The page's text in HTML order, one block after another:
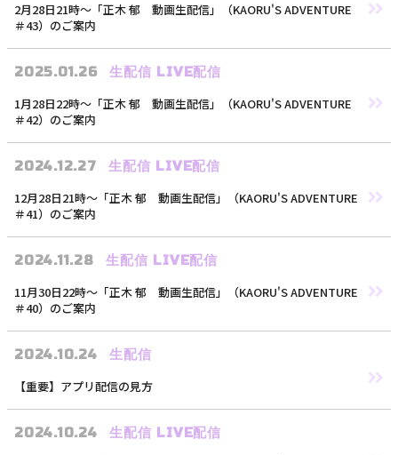
2月28日21時〜「正木 郁 動画生配信」（KAORU'S ADVENTURE
＃43）のご案内
2025.01.26 生配信 LIVE配信
1月28日22時〜「正木 郁 動画生配信」（KAORU'S ADVENTURE
＃42）のご案内
2024.12.27 生配信 LIVE配信
12月28日21時〜「正木 郁 動画生配信」（KAORU'S ADVENTURE
＃41）のご案内
2024.11.28 生配信 LIVE配信
11月30日22時〜「正木 郁 動画生配信」（KAORU'S ADVENTURE
＃40）のご案内
2024.10.24 生配信
【重要】アプリ配信の見方
2024.10.24 生配信 LIVE配信